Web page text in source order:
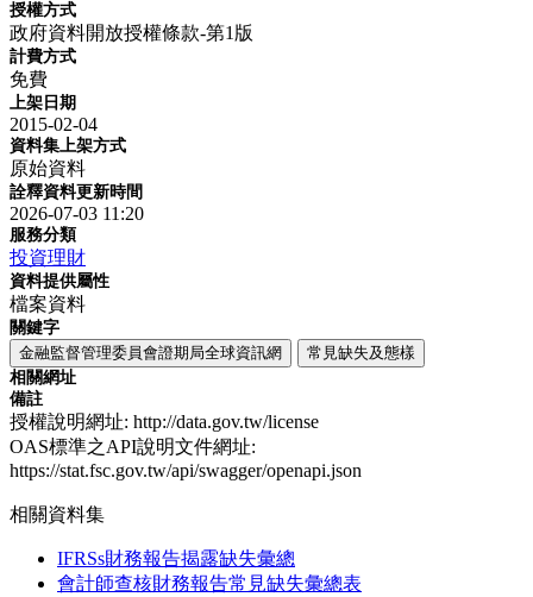
授權方式
政府資料開放授權條款-第1版
計費方式
免費
上架日期
2015-02-04
資料集上架方式
原始資料
詮釋資料更新時間
2026-07-03 11:20
服務分類
投資理財
資料提供屬性
檔案資料
關鍵字
金融監督管理委員會證期局全球資訊網
常見缺失及態樣
相關網址
備註
授權說明網址: http://data.gov.tw/license
OAS標準之API說明文件網址:
https://stat.fsc.gov.tw/api/swagger/openapi.json
相關資料集
IFRSs財務報告揭露缺失彙總
會計師查核財務報告常見缺失彙總表